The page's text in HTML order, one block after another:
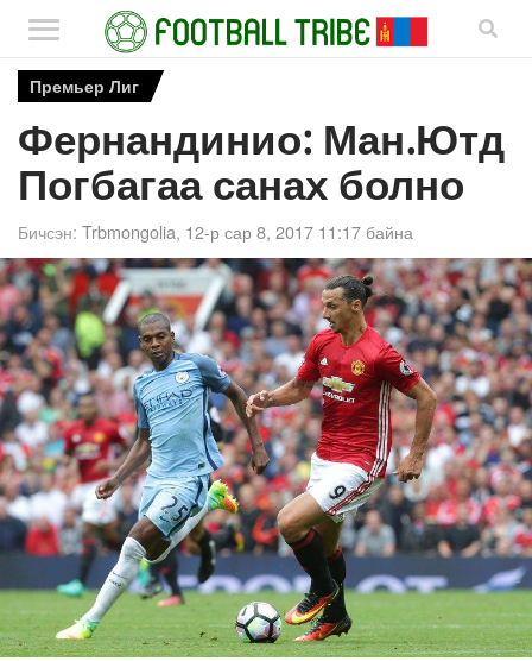
Премьер Лиг
Фернандинио: Ман.Ютд
Погбагаа санах болно
Бичсэн: Trbmongolia, 12-р сар 8, 2017 11:17 байна